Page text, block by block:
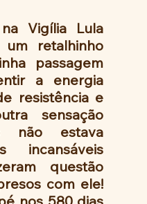
Vigília Lula
retalhinho
passagem
a energia
resistência e
sensação
não estava
incansáveis
questão
com ele!